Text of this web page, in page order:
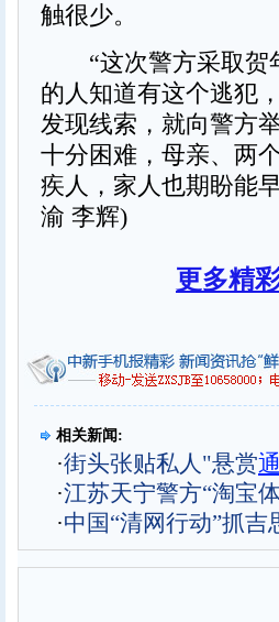
触很少。
“这次警方采取贺
的人知道有这个逃犯
发现线索，就向警方
十分困难，母亲、两
疾人，家人也期盼能
渝 李辉)
更多精
相关新闻:
·街头张贴私人"悬赏
·江苏天宁警方“淘宝
·中国“清网行动”抓吉